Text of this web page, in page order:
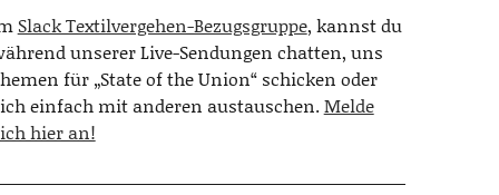
Slack Textilvergehen-Bezugsgruppe, kannst du
unserer Live-Sendungen chatten, uns
für „State of the Union“ schicken oder
einfach mit anderen austauschen.Melde
hier an!